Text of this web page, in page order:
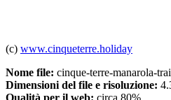
(c) www.cinqueterre.holiday
Nome file: cinque-terre-manarola-
Dimensioni del file e risoluzione: